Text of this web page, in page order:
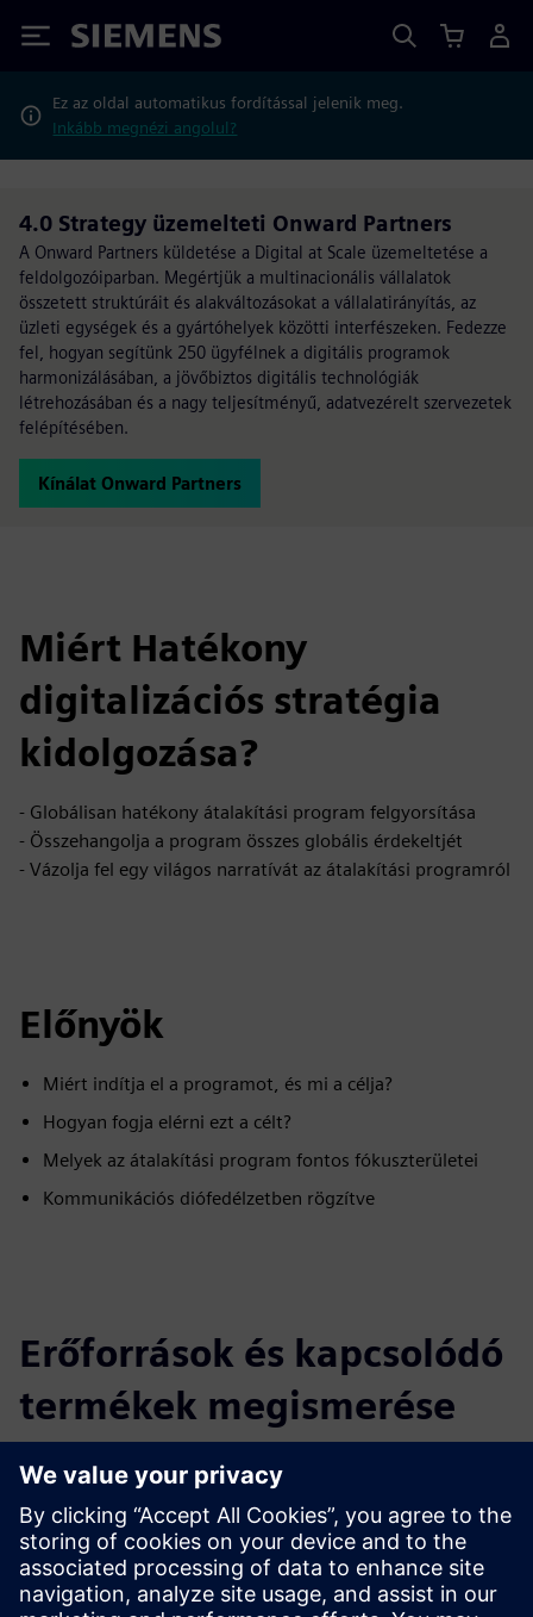
Siemens
Ez az oldal automatikus fordítással jelenik meg.
Inkább megnézi angolul?
4.0 Strategy üzemelteti Onward Partners
A Onward Partners küldetése a Digital at Scale üzemeltetése a
feldolgozóiparban. Megértjük a multinacionális vállalatok
összetett struktúráit és alakváltozásokat a vállalatirányítás, az
üzleti egységek és a gyártóhelyek közötti interfészeken. Fedezze
fel, hogyan segítünk 250 ügyfélnek a digitális programok
harmonizálásában, a jövőbiztos digitális technológiák
létrehozásában és a nagy teljesítményű, adatvezérelt szervezetek
felépítésében.
Kínálat Onward Partners
Miért Hatékony
digitalizációs stratégia
kidolgozása?
- Globálisan hatékony átalakítási program felgyorsítása
- Összehangolja a program összes globális érdekeltjét
- Vázolja fel egy világos narratívát az átalakítási programról
Előnyök
Miért indítja el a programot, és mi a célja?
Hogyan fogja elérni ezt a célt?
Melyek az átalakítási program fontos fókuszterületei
Kommunikációs diófedélzetben rögzítve
Erőforrások és kapcsolódó
termékek megismerése
További információk és források
További információk
Feltételek